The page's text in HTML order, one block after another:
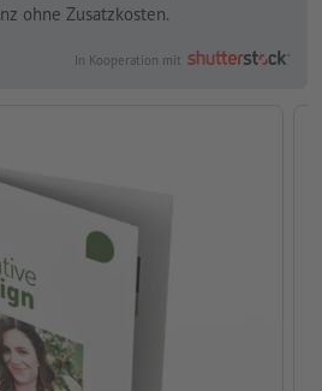
In Kooperation mit
ohne Zusatzkosten.